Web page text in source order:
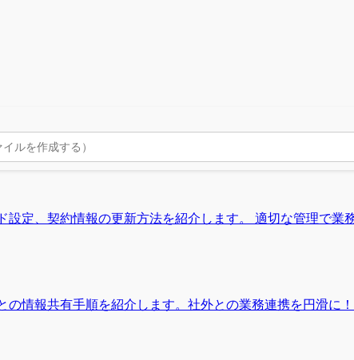
本的な仕組みと特徴を紹介します。
定、契約情報の更新方法を紹介します。 適切な管理で業
情報共有手順を紹介します。社外との業務連携を円滑に！